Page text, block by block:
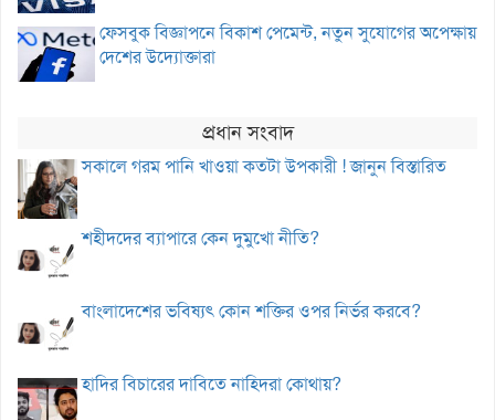
ফেসবুক বিজ্ঞাপনে বিকাশ পেমেন্ট, নতুন সুযোগের অপেক্ষায়
দেশের উদ্যোক্তারা
প্রধান সংবাদ
সকালে গরম পানি খাওয়া কতটা উপকারী ! জানুন বিস্তারিত
শহীদদের ব্যাপারে কেন দুমুখো নীতি?
বাংলাদেশের ভবিষ্যৎ কোন শক্তির ওপর নির্ভর করবে?
হাদির বিচারের দাবিতে নাহিদরা কোথায়?